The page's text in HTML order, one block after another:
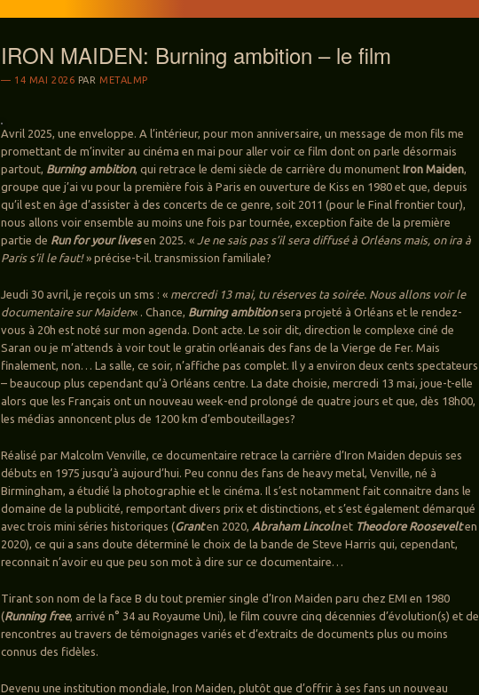
IRON MAIDEN: Burning ambition – le film
14 MAI 2026 PAR METALMP
Avril 2025, une enveloppe. A l’intérieur, pour mon anniversaire, un message de mon fils me
promettant de m’inviter au cinéma en mai pour aller voir ce film dont on parle désormais
partout, Burning ambition, qui retrace le demi siècle de carrière du monument Iron Maiden,
groupe que j’ai vu pour la première fois à Paris en ouverture de Kiss en 1980 et que, depuis
qu’il est en âge d’assister à des concerts de ce genre, soit 2011 (pour le Final frontier tour),
nous allons voir ensemble au moins une fois par tournée, exception faite de la première
partie de Run for your livesen 2025. « Je ne sais pas s’il sera diffusé à Orléans mais, on ira à
Paris s’il le faut!» précise-t-il. transmission familiale?
Jeudi 30 avril, je reçois un sms : « mercredi 13 mai, tu réserves ta soirée. Nous allons voir le
documentaire sur Maiden« . Chance, Burning ambitionsera projeté à Orléans et le rendez-
vous à 20h est noté sur mon agenda. Dont acte. Le soir dit, direction le complexe ciné de
Saran ou je m’attends à voir tout le gratin orléanais des fans de la Vierge de Fer. Mais
finalement, non… La salle, ce soir, n’affiche pas complet. Il y a environ deux cents spectateurs
– beaucoup plus cependant qu’à Orléans centre. La date choisie, mercredi 13 mai, joue-t-elle
alors que les Français ont un nouveau week-end prolongé de quatre jours et que, dès 18h00,
les médias annoncent plus de 1200 km d’embouteillages?
Réalisé par Malcolm Venville, ce documentaire retrace la carrière d’Iron Maiden depuis ses
débuts en 1975 jusqu’à aujourd’hui. Peu connu des fans de heavy metal, Venville, né à
Birmingham, a étudié la photographie et le cinéma. Il s’est notamment fait connaitre dans le
domaine de la publicité, remportant divers prix et distinctions, et s’est également démarqué
avec trois mini séries historiques (Granten 2020,Abraham Lincolnet Theodore Roosevelten
2020), ce qui a sans doute déterminé le choix de la bande de Steve Harris qui, cependant,
reconnait n’avoir eu que peu son mot à dire sur ce documentaire…
Tirant son nom de la face B du tout premier single d’Iron Maiden paru chez EMI en 1980
(Running free, arrivé n° 34 au Royaume Uni), le film couvre cinq décennies d’évolution(s) et de
rencontres au travers de témoignages variés et d’extraits de documents plus ou moins
connus des fidèles.
Devenu une institution mondiale, Iron Maiden, plutôt que d’offrir à ses fans un nouveau